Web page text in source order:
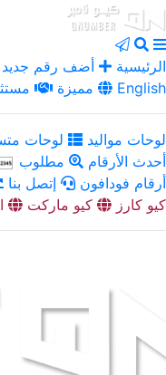
الرئيسية أضف رقم جديد
مميزة
English
لوحات مواليد لوحات
أحدث الأرقام
مطلوب
أرقام فودافون
إتصل بنا
كيو كارز
كيو ماركت